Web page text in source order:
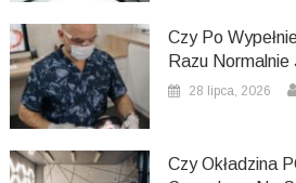
Czy Po
Razu Normalnie
28 lipca, 2026
Czy Okładzina